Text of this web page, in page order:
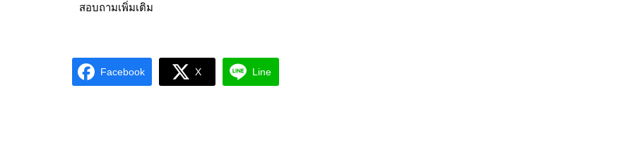
สอบถามเพิ่มเติม
Facebook X Line